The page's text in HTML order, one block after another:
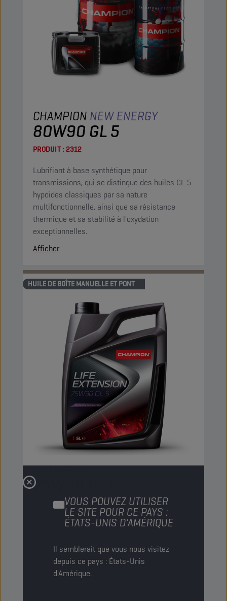
VOUS POUVEZ UTILISER
LE SITE POUR CE PAYS :
ÉTATS-UNIS D'AMÉRIQUE
Il semblerait que vous nous visitez
depuis ce pays : États-Unis
d'Amérique.
CHAMPION NEW ENERGY
80W90 GL 5
PRODUIT : 2312
Lubrifiant à base synthétique pour
transmissions, qui se distingue des huiles GL 5
hypoïdes classiques par sa nature
multifonctionnelle, ainsi que sa résistance
thermique et sa stabilité à l'oxydation
exceptionnelles.
Afficher
HUILE DE BOÎTE MANUELLE ET PONT
CHAMPIONLIFE EXTENSION
75W90 GL 5
PRODUIT :2209
Huile semi-synthétique de transmission
exceptionnellement élevé. Se caractérisant par
une excellente fluidité à basse température, elle
garantit une longue durée de vie de l'huile et